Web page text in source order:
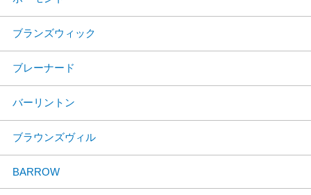
ブランズウィック
ブレーナード
バーリントン
ブラウンズヴィル
BARROW